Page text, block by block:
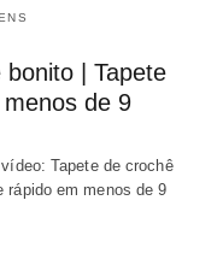
| Tapete
de 9
Tapete de crochê
rápido em menos de 9